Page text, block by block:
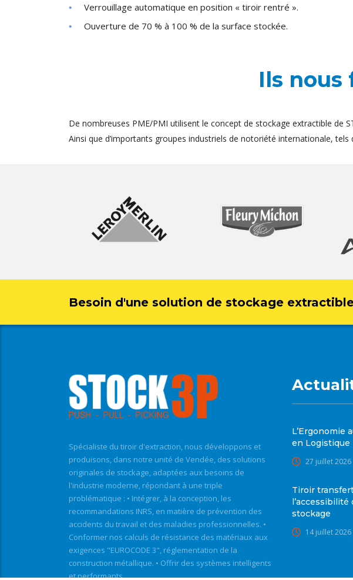
Verrouillage automatique en position « tiroir rentré ».
Ouverture de 70 % à 100 % de la surface stockée.
Ils
De nombreuses PME/PMI utilisent le concept de stockage extractible de
Ainsi que d’importants groupes industriels de notoriété internationale, tels
Besoin d'une solution de stockage
Spécialiste du tiroir d'extraction, nous développons et
produisons, dans notre unité de Vendée, des solutions
originales de stockage, adaptées aux besoins de
l'industrie moderne, répondant à une triple
problématique : • Intégrer, à la conception, les
recommandations INRS, en matière de prévention des
accidents du travail et des maladies professionnelles. •
Conformer nos calculs de résistance des matériaux aux
exigences "EUROCODE 3", réglementation de la
construction métallique. • Offrir des systèmes intelligents
et performants.
L’Ergonomie
en Logistique
27 juillet 2026
Tiroir
stockage
14 juillet 2026